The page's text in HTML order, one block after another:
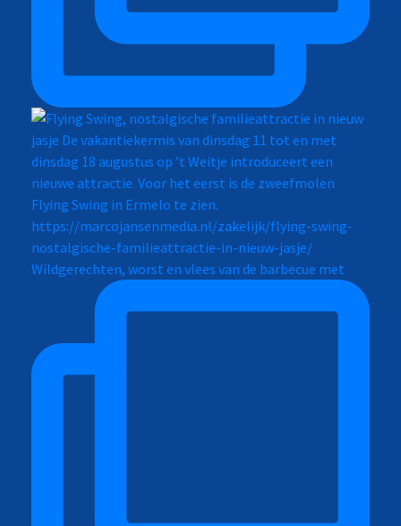
Wildgerechten, worst en vlees van de barbecue met